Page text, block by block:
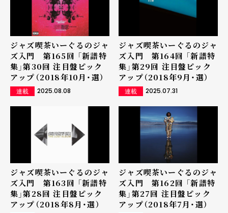
ジャズ喫茶いーぐるのジャ
ズ入門 第165回 「新譜特
集」第30回 注目盤ピック
アップ（2018年10月・選）
連載 2025.08.08
ジャズ喫茶いーぐるのジャ
ズ入門 第164回 「新譜特
集」第29回 注目盤ピック
アップ（2018年9月・選）
連載 2025.07.31
ジャズ喫茶いーぐるのジャ
ズ入門 第163回 「新譜特
集」第28回 注目盤ピック
アップ（2018年8月・選）
ジャズ喫茶いーぐるのジャ
ズ入門 第162回 「新譜特
集」第27回 注目盤ピック
アップ（2018年7月・選）